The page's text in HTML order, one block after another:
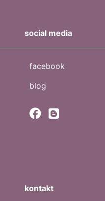
social media
facebook
blog
kontakt